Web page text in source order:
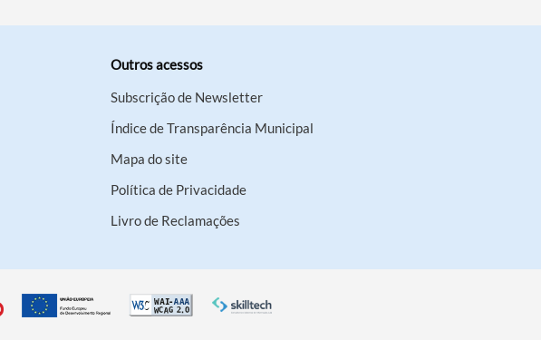
Outros acessos
Subscrição de Newsletter
Índice de Transparência Municipal
Mapa do site
Política de Privacidade
Livro de Reclamações